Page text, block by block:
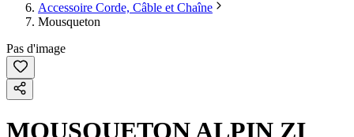
Accessoire Corde, Câble et Chaîne
Mousqueton
Pas d'image
MOUSQUETON ALPIN ZI